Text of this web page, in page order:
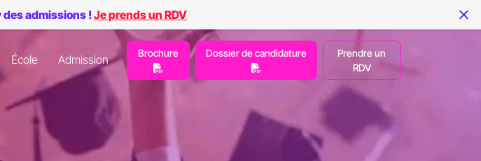
admissions !Je prends un RDV
École Admission Brochure Dossier de candidature
Prendre un
RDV